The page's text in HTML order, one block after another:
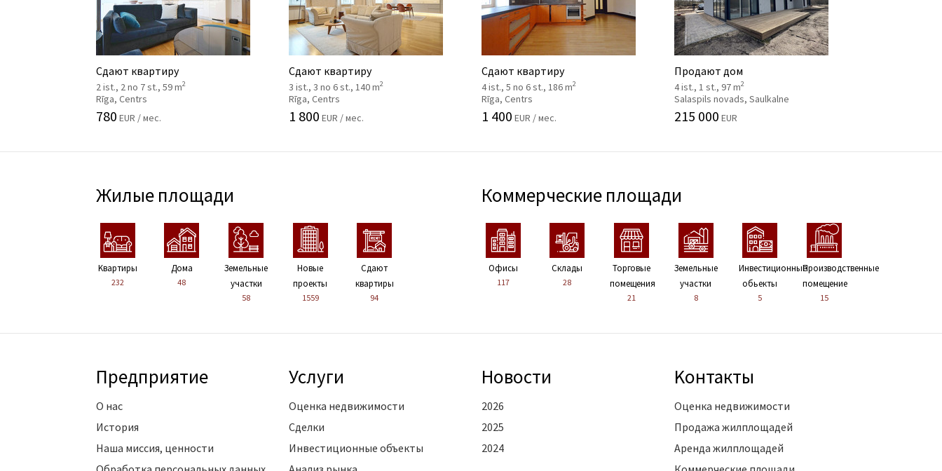
Сдают квартиру
2 ist., 2 no 7 st., 59 m2
Rīga, Centrs
780 EUR / мес.
Сдают квартиру
3 ist., 3 no 6 st., 140 m2
Rīga, Centrs
1 800 EUR / мес.
Сдают квартиру
4 ist., 5 no 6 st., 186 m2
Rīga, Centrs
1 400 EUR / мес.
Продают дом
4 ist., 1 st., 97 m2
Salaspils novads, Saulkalne
215 000 EUR
Жилые площади
Kвартиры
232
Дома
48
Земельные
участки
58
Новые
проекты
1559
Сдают
квартиры
94
Коммерческие площади
Офисы
117
Склады
28
Торговые
помещения
21
Земельные
участки
8
Инвестиционные
обьекты
5
Производственные
помещение
15
Предприятие
О нас
История
Наша миссия, ценности
Услуги
Оценка недвижимости
Сделки
Инвестиционные объекты
Новости
2026
2025
2024
Kонтакты
Оценка недвижимости
Продажа жилплощадей
Аренда жилплощадей